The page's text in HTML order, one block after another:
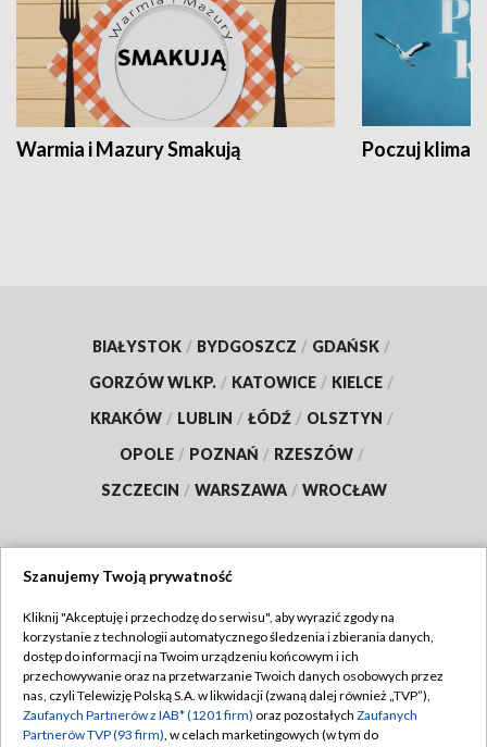
Warmia i Mazury Smakują Poczuj klimat
BIAŁYSTOK / BYDGOSZCZ / GDAŃSK /
GORZÓW WLKP. / KATOWICE / KIELCE /
KRAKÓW / LUBLIN / ŁÓDŹ / OLSZTYN /
OPOLE / POZNAŃ / RZESZÓW /
SZCZECIN / WARSZAWA / WROCŁAW
TVP
Abonament TVP
Emisja w TVP
Regulamin TVP
Polityka prywatności
Szanujemy Twoją prywatność
Kliknij "Akceptuję i przechodzę do serwisu", aby wyrazić zgody na
korzystanie z technologii automatycznego śledzenia i zbierania danych,
dostęp do informacji na Twoim urządzeniu końcowym i ich
przechowywanie oraz na przetwarzanie Twoich danych osobowych przez
nas, czyli Telewizję Polską S.A. w likwidacji (zwaną dalej również „TVP”),
Zaufanych Partnerów z IAB* (1201 firm) oraz pozostałych Zaufanych
Partnerów TVP (93 firm), w celach marketingowych (w tym do